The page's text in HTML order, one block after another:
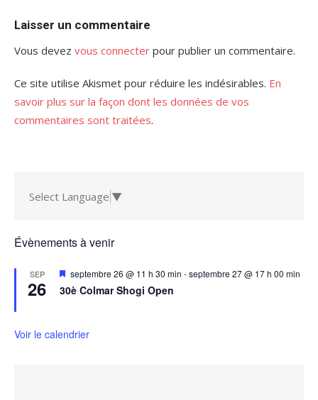
Laisser un commentaire
Vous devez vous connecter pour publier un commentaire.
Ce site utilise Akismet pour réduire les indésirables. En
savoir plus sur la façon dont les données de vos
commentaires sont traitées.
Select Language ▼
Évènements à venir
SEP
26
Mis
en
avant
septembre 26 @ 11 h 30 min -septembre 27 @ 17 h 00 min
30è Colmar Shogi Open
Voir le calendrier